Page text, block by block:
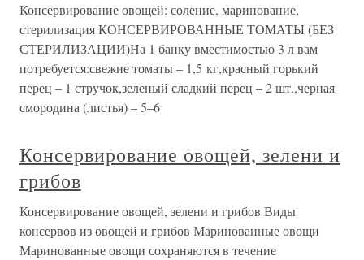
Консервирование овощей: соление, маринование,
стерилизация КОНСЕРВИРОВАННЫЕ ТОМАТЫ (БЕЗ
СТЕРИЛИЗАЦИИ)На 1 банку вместимостью 3 л вам
потребуется:свежие томаты – 1,5 кг,красный горький
перец – 1 стручок,зеленый сладкий перец – 2 шт.,черная
смородина (листья) – 5–6
Консервирование овощей, зелени и
грибов
Консервирование овощей, зелени и грибов Виды
консервов из овощей и грибов Маринованные овощи
Маринованные овощи сохраняются в течение